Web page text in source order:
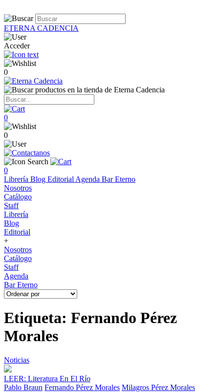
ETERNA CADENCIA
Acceder
0
0
0
0
Librería Blog Editorial Agenda Bar Eterno
Nosotros
Catálogo
Staff
Librería
Blog
Editorial
+
Nosotros
Catálogo
Staff
Agenda
Bar Eterno
Etiqueta: Fernando Pérez
Morales
Noticias
LEER: Literatura En El Río
Pablo Braun Fernando Pérez Morales Milagros Pérez Morales